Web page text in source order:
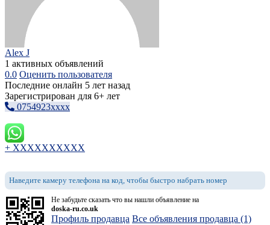
Alex J
1 активных объявлений
0.0 Оценить пользователя
Последние онлайн 5 лет назад
Зарегистрирован для 6+ лет
0754923xxxx
+ XXXXXXXXXX
Наведите камеру телефона на код, чтобы быстро набрать номер
Не забудьте сказать что вы нашли объявление на
doska-ru.co.uk
Профиль продавца Все объявления продавца (1)